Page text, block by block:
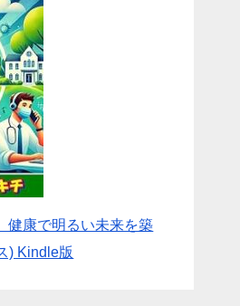
健康で明るい未来を築
) Kindle版